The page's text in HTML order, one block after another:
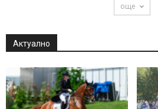
още
Актуално